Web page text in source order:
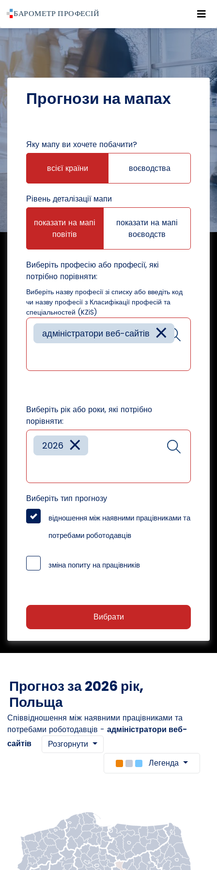
POWRÓT DO STRONY GŁÓWNEJ
ПРОГНОЗИ ПРОГНОЗИ НА МАПАХ
Прогнози на мапах
Яку мапу ви хочете побачити?
всієї країни воєводства
Рівень деталізації мапи
показати на мапі
повітів
показати на мапі
воєводств
Виберіть професію або професії, які
потрібно порівняти:
Виберіть назву професії зі списку або введіть код
чи назву професії з Класифікації професій та
спеціальностей (KZiS)
×
адміністратори веб-сайтів
Виберіть рік або роки, які потрібно
порівняти:
×
2026
Виберіть тип прогнозу
відношення між наявними працівниками та
потребами роботодавців
зміна попиту на працівників
Вибрати
Прогноз за 2026 рік,
Польща
Співвідношення між наявними працівниками та
потребами роботодавців - адміністратори веб-
сайтів
Розгорнути
Легенда